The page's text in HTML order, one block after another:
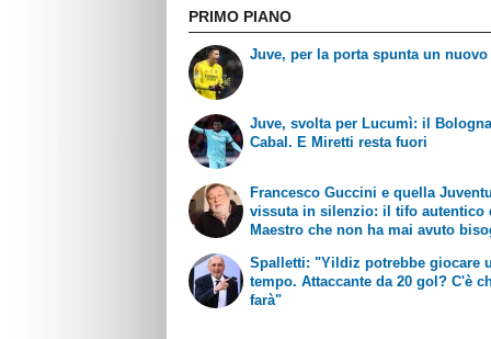
PRIMO PIANO
Juve, per la porta spunta un nuovo
Juve, svolta per Lucumì: il
Cabal. E Miretti resta fuori
Francesco Guccini e quella
vissuta in silenzio: il tifo autentico
Maestro che non ha mai avuto
Spalletti: "Yildiz potrebbe giocare
tempo. Attaccante da 20 gol? C'è
farà"